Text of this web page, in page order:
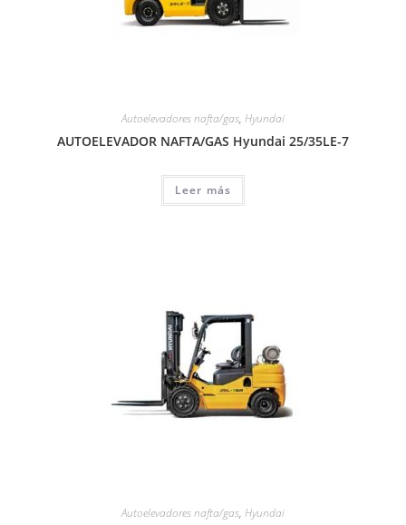
Autoelevadores nafta/gas, Hyundai
AUTOELEVADOR NAFTA/GAS Hyundai 25/35LE-7
Leer más
Autoelevadores nafta/gas, Hyundai